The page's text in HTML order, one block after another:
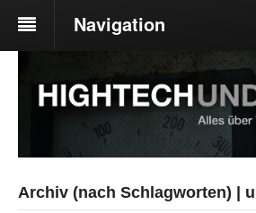
Navigation
Archiv (nach Schlagworten) |